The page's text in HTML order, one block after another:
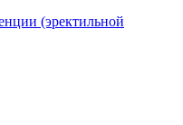
(эректильной